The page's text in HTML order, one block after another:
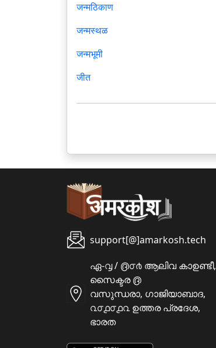
जन्मठिकाण
जन्मस्थळ
जन्मभूमी
जीत
support[@]amarkosh.tech
ഏ-൮ / ൫൦൪ ആലിവ കാഉണ്ടീ,
സൈക്ടര ൫
വസുന്ധരാ, ഗാജിയാബാദ,
൨൦൧൦൧൨ ഉത്തര പ്രദേശ,
ഭാരത